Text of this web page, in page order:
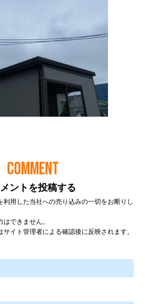
COMMENT
ントを投稿する
利用した当社への売り込みの一切をお断りし
はできません。
サイト管理者による確認後に反映されます。